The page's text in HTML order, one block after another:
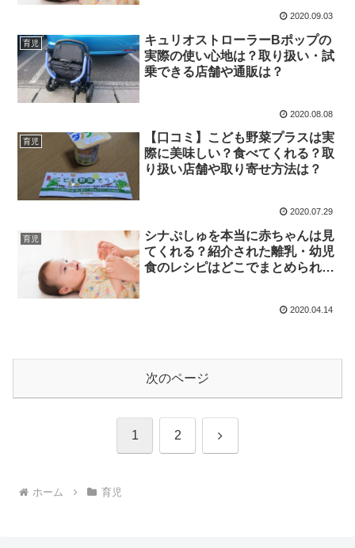
2020.09.03
育児
キュリオストローラーBポップの
実際の使い心地は？取り扱い・試
乗できる店舗や通販は？
2020.08.08
育児
【口コミ】こども野菜プラスは実
際に美味しい？食べてくれる？取
り扱い店舗や取り寄せ方法は？
2020.07.29
育児
シナぷしゅを本当に赤ちゃんは見
てくれる？紹介された離乳・幼児
食のレシピはどこでまとめられて
2020.04.14
次のページ
1 2 次
ホーム 育児